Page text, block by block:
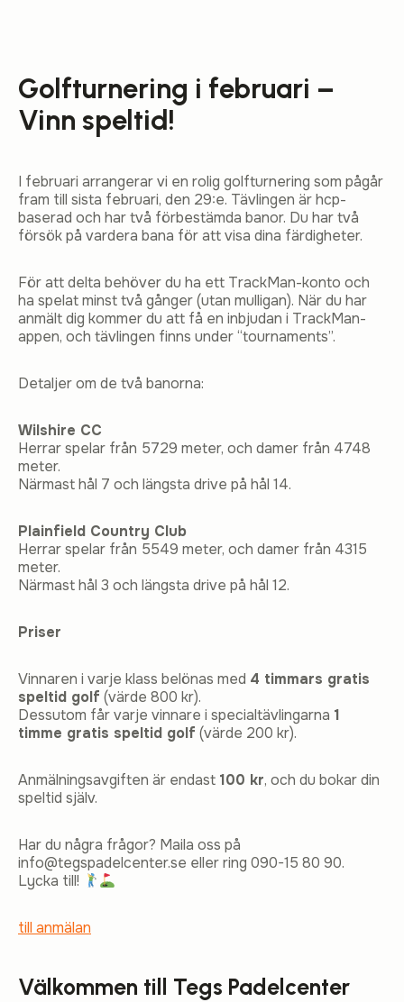
Golfturnering i februari –
Vinn speltid!
I februari arrangerar vi en rolig golfturnering som pågår
fram till sista februari, den 29:e. Tävlingen är hcp-
baserad och har två förbestämda banor. Du har två
försök på vardera bana för att visa dina färdigheter.
För att delta behöver du ha ett TrackMan-konto och
ha spelat minst två gånger (utan mulligan). När du har
anmält dig kommer du att få en inbjudan i TrackMan-
appen, och tävlingen finns under “tournaments”.
Detaljer om de två banorna:
Wilshire CC
Herrar spelar från 5729 meter, och damer från 4748
meter.
Närmast hål 7 och längsta drive på hål 14.
Plainfield Country Club
Herrar spelar från 5549 meter, och damer från 4315
meter.
Närmast hål 3 och längsta drive på hål 12.
Priser
Vinnaren i varje klass belönas med 4 timmars gratis
speltid golf (värde 800 kr).
Dessutom får varje vinnare i specialtävlingarna 1
timme gratis speltid golf (värde 200 kr).
Anmälningsavgiften är endast 100 kr, och du bokar din
speltid själv.
Har du några frågor? Maila oss på
info@tegspadelcenter.se eller ring 090-15 80 90.
Lycka till!
till anmälan
Välkommen till Tegs Padelcenter